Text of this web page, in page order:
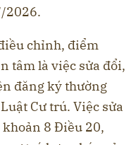
2026.
chỉnh, điểm
tâm là việc sửa đổi,
đăng ký thường
Cư trú. Việc sửa
8 Điều 20,